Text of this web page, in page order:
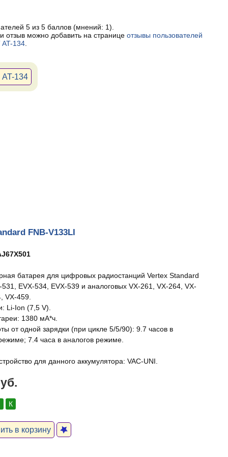
5из 5 баллов (мнений: 1).
отзыв можно добавить на странице отзывы пользователей
134.
134
FNB-V133LI
батарея для цифровых радиостанций Vertex Standard
531, EVX-534, EVX-539 и аналоговых VX-261, VX-264, VX-
VX-459.
Li-Ion (7,5 V).
1380 мА*ч.
от одной зарядки (при цикле 5/5/90): 9.7 часов в
7.4 часа в аналогов режиме.
для данного аккумулятора: VAC-UNI.
К
в корзину